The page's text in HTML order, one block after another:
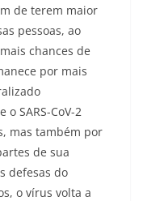
de terem maior
pessoas, ao
chances de
por mais
SARS-CoV-2
mas também por
de sua
defesas do
o vírus volta a